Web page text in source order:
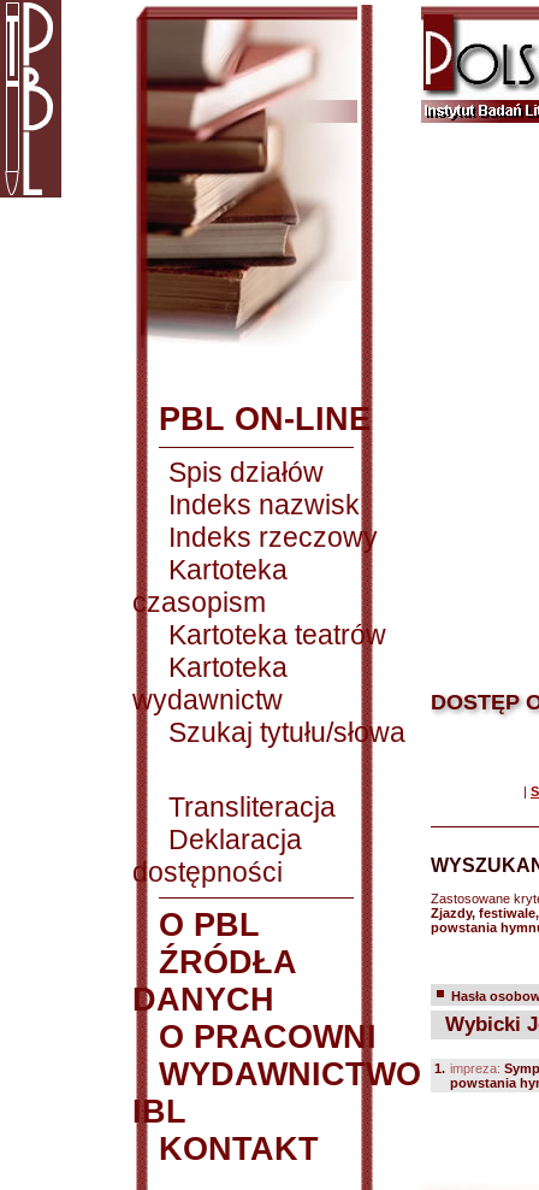
PBL ON-LINE
Spis działów
Indeks nazwisk
Indeks rzeczowy
Kartoteka
czasopism
Kartoteka teatrów
Kartoteka
wydawnictw
Szukaj tytułu/słowa
Transliteracja
Deklaracja
dostępności
O PBL
ŹRÓDŁA
DANYCH
O PRACOWNI
WYDAWNICTWO
IBL
KONTAKT
DOSTĘP
|
Zastosowane
Zjazdy,
powstania
Hasła
Wybicki
1. impreza:
powstania